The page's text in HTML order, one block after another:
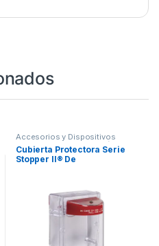
Accesorios y Dispositivos
Direccionables Detección de
Fuego
Cubierta Protectora Serie
Stopper II® De
Etiqueta en Inglés